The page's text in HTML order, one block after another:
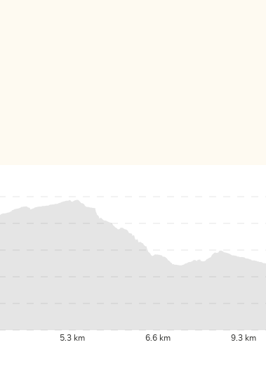
5.3 km 6.6 km 9.3 km